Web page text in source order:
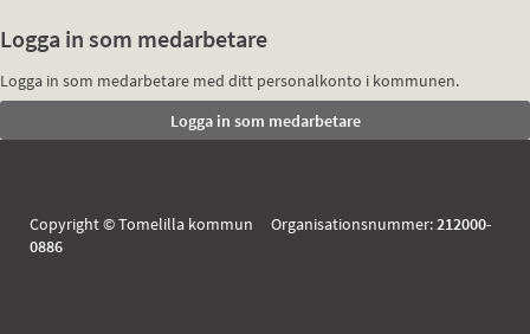
Logga in som medarbetare
Logga in som medarbetare med ditt personalkonto i kommunen.
Copyright © Tomelilla kommun Organisationsnummer:212000-
0886